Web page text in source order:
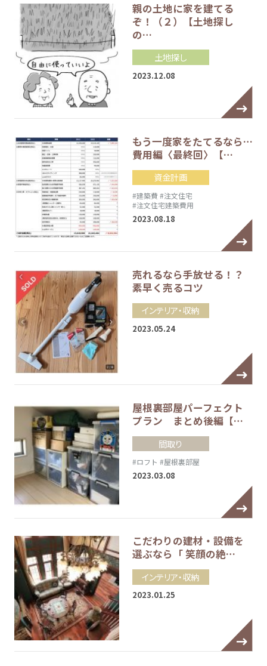
親の土地に家を建てる
ぞ！（２）【土地探し
の…
土地探し
2023.12.08
もう一度家をたてるなら…
費用編〈最終回〉【…
資金計画
#建築費 #注文住宅
#注文住宅建築費用
2023.08.18
売れるなら手放せる！？
素早く売るコツ
インテリア・収納
2023.05.24
屋根裏部屋パーフェクト
プラン まとめ後編【…
間取り
#ロフト #屋根裏部屋
2023.03.08
こだわりの建材・設備を
選ぶなら「 笑顔の絶…
インテリア・収納
2023.01.25